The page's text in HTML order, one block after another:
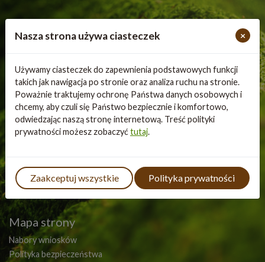
Nasza strona używa ciasteczek ×
Używamy ciasteczek do zapewnienia podstawowych funkcji
takich jak nawigacja po stronie oraz analiza ruchu na stronie.
Poważnie traktujemy ochronę Państwa danych osobowych i
chcemy, aby czuli się Państwo bezpiecznie i komfortowo,
odwiedzając naszą stronę internetową. Treść polityki
prywatności możesz zobaczyćtutaj.
Zaakceptuj wszystkie Polityka prywatności
Virtual tour
Questy
Worth knowing
Mapa strony
Nabory wniosków
Polityka bezpieczeństwa